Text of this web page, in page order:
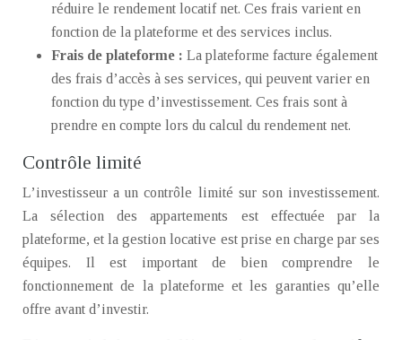
réduire le rendement locatif net. Ces frais varient en
fonction de la plateforme et des services inclus.
Frais de plateforme : La plateforme facture également
des frais d’accès à ses services, qui peuvent varier en
fonction du type d’investissement. Ces frais sont à
prendre en compte lors du calcul du rendement net.
Contrôle limité
L’investisseur a un contrôle limité sur son investissement.
La sélection des appartements est effectuée par la
plateforme, et la gestion locative est prise en charge par ses
équipes. Il est important de bien comprendre le
fonctionnement de la plateforme et les garanties qu’elle
offre avant d’investir.